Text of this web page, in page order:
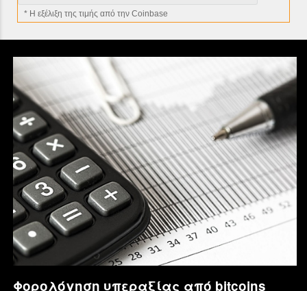
* H εξέλιξη της τιμής από την Coinbase
Φορολόγηση υπεραξίας από bitcoins